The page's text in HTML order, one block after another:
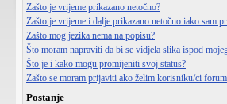
Zašto je vrijeme prikazano netočno?
Zašto je vrijeme i dalje prikazano netočno iako sam
Zašto mog jezika nema na popisu?
Što moram napraviti da bi se vidjela slika ispod
Što je i kako mogu promijeniti svoj status?
Zašto se moram prijaviti ako želim korisniku/ci
Postanje